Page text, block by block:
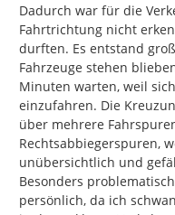
Dadurch war für die
Fahrtrichtung nicht
durften. Es entstand
Fahrzeuge stehen
Minuten warten, weil
einzufahren. Die
über mehrere
Rechtsabbiegerspuren,
unübersichtlich und
Besonders
persönlich, da ich